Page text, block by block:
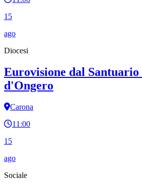
15
ago
Diocesi
Eurovisione dal
d'Ongero
Carona
11:00
15
ago
Sociale